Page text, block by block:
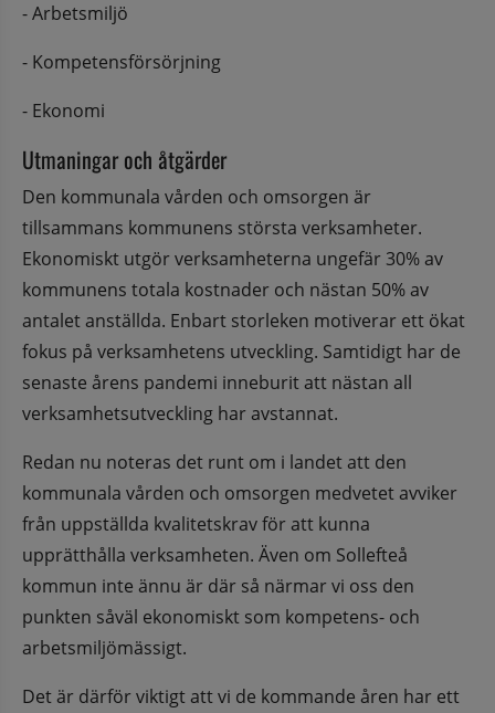
- Arbetsmiljö
- Kompetensförsörjning
- Ekonomi
Utmaningar och åtgärder
Den kommunala vården och omsorgen är
tillsammans kommunens största verksamheter.
Ekonomiskt utgör verksamheterna ungefär 30% av
kommunens totala kostnader och nästan 50% av
antalet anställda. Enbart storleken motiverar ett ökat
fokus på verksamhetens utveckling. Samtidigt har de
senaste årens pandemi inneburit att nästan all
verksamhetsutveckling har avstannat.
Redan nu noteras det runt om i landet att den
kommunala vården och omsorgen medvetet avviker
från uppställda kvalitetskrav för att kunna
upprätthålla verksamheten. Även om Sollefteå
kommun inte ännu är där så närmar vi oss den
punkten såväl ekonomiskt som kompetens- och
arbetsmiljömässigt.
Det är därför viktigt att vi de kommande åren har ett